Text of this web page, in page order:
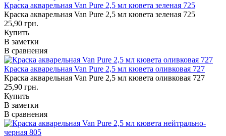
Краска акварельная Van Pure 2,5 мл кювета зеленая 725
Краска акварельная Van Pure 2,5 мл кювета зеленая 725
25,90 грн.
Купить
В заметки
В сравнения
Краска акварельная Van Pure 2,5 мл кювета оливковая 727
Краска акварельная Van Pure 2,5 мл кювета оливковая 727
25,90 грн.
Купить
В заметки
В сравнения